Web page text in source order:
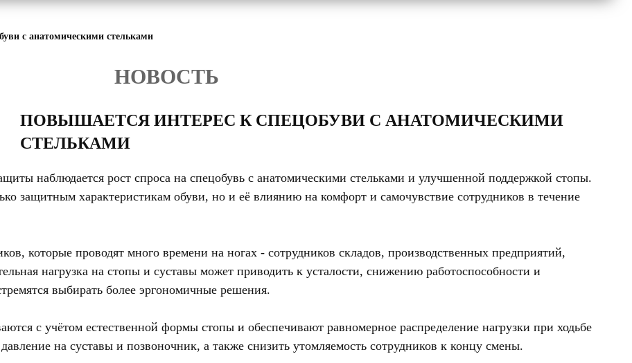
с анатомическими стельками
НОВОСТЬ
ПОВЫШАЕТСЯ ИНТЕРЕС К СПЕЦОБУВИ С АНАТОМИЧЕСКИМИ
СТЕЛЬКАМИ
наблюдается рост спроса на спецобувь с анатомическими стельками и улучшенной поддержкой стопы.
защитным характеристикам обуви, но и её влиянию на комфорт и самочувствие сотрудников в течение
которые проводят много времени на ногах - сотрудников складов, производственных предприятий,
нагрузка на стопы и суставы может приводить к усталости, снижению работоспособности и
выбирать более эргономичные решения.
с учётом естественной формы стопы и обеспечивают равномерное распределение нагрузки при ходьбе
на суставы и позвоночник, а также снизить утомляемость сотрудников к концу смены.